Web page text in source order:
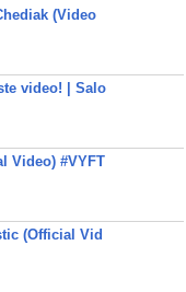
(Video
video! | Salo
Video) #VYFT
(Official Vid